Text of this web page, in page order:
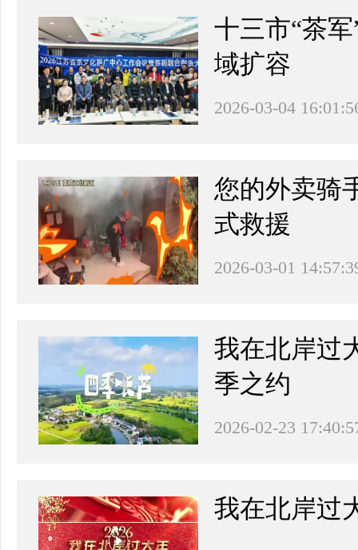
十三市“茶
域扩容
2026-03-04
您的外卖骑
式救援
2026-03-01
我在北岸过
季之约
2026-02-23
我在北岸过